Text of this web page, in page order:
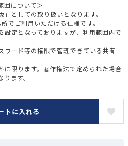
囲について＞
としての取り扱いとなります。
ご利用いただける仕様です。
定となっておりますが、利用範囲内で
ワード等の権限で管理できている共有
に限ります。著作権法で定められた場合
ます。
トに入れる